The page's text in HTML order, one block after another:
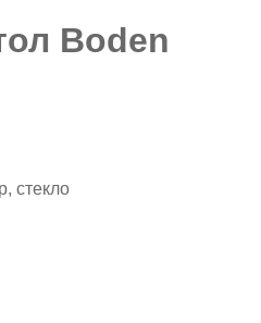
Boden
стекло